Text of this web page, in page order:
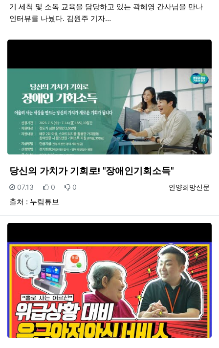
기 세척 및 소독 교육을 담당하고 있는 곽혜영 간사님을 만나
인터뷰를 나눴다. 김원주 기자…
당신의 가치가 기회로! "장애인기회소득"
등록자
안양희망신문
등록일
07.13 추천
0 비추천
0
출처 : 누림튜브